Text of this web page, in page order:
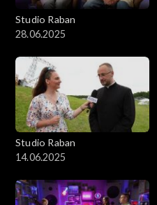
Studio Raban
28.06.2025
Studio Raban
14.06.2025